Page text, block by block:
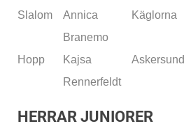
Slalom
Annica
Branemo
Käglorna
Hopp
Kajsa
Rennerfeldt
Askersund
HERRAR JUNIORER